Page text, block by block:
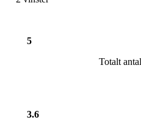
5
Totalt
3.6